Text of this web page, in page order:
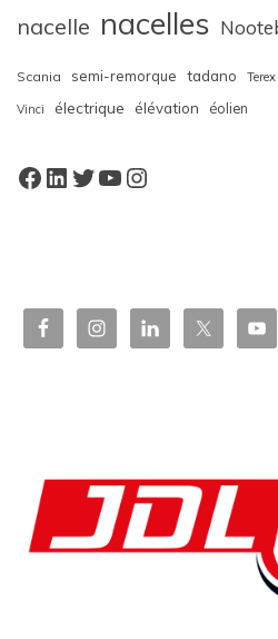
nacelle nacelles
Scania semi-remorque tadano Terex
Vinci électrique élévation éolien
Facebook
LinkedIn
Twitter
YouTube
Instagram